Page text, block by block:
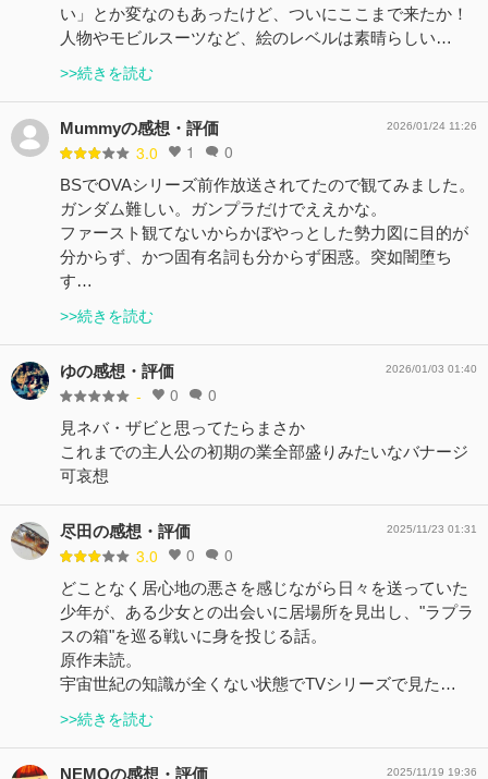
い」とか変なのもあったけど、ついにここまで来たか！
人物やモビルスーツなど、絵のレベルは素晴らしい…
>>続きを読む
Mummyの感想・評価
3.0 1 0
2026/01/24 11:26
BSでOVAシリーズ前作放送されてたので観てみました。
ガンダム難しい。ガンプラだけでええかな。
ファースト観てないからかぼやっとした勢力図に目的が
分からず、かつ固有名詞も分からず困惑。突如闇堕ち
す…
>>続きを読む
ゆの感想・評価
- 0 0
2026/01/03 01:40
見ネバ・ザビと思ってたらまさか
これまでの主人公の初期の業全部盛りみたいなバナージ
可哀想
尽田の感想・評価
3.0 0 0
2025/11/23 01:31
どことなく居心地の悪さを感じながら日々を送っていた
少年が、ある少女との出会いに居場所を見出し、"ラプラ
スの箱"を巡る戦いに身を投じる話。
原作未読。
宇宙世紀の知識が全くない状態でTVシリーズで見た…
>>続きを読む
NEMOの感想・評価 2025/11/19 19:36